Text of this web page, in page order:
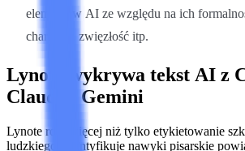
elementów AI ze względu na ich
charakter, zwięzłość itp.
Lynote wykrywa tekst AI z
Claude i Gemini
Lynote robi więcej niż tylko etykietowanie
ludzkiego. Identyfikuje nawyki pisarskie